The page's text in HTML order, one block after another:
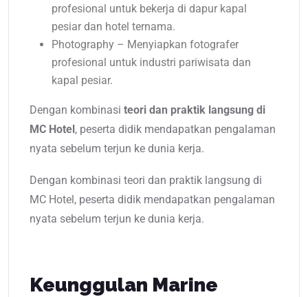
profesional untuk bekerja di dapur kapal
pesiar dan hotel ternama.
Photography – Menyiapkan fotografer
profesional untuk industri pariwisata dan
kapal pesiar.
Dengan kombinasi teori dan praktik langsung di
MC Hotel , peserta didik mendapatkan pengalaman
nyata sebelum terjun ke dunia kerja.
Dengan kombinasi teori dan praktik langsung di
MC Hotel, peserta didik mendapatkan pengalaman
nyata sebelum terjun ke dunia kerja.
Keunggulan Marine